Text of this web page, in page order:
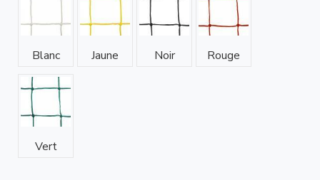
Blanc Jaune Noir Rouge
Vert